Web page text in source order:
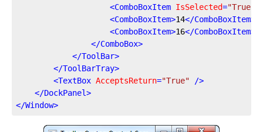
<ComboBoxItem IsSelected="True"
<ComboBoxItem>14</ComboBoxItem>
<ComboBoxItem>16</ComboBoxItem>
</ComboBox>
</ToolBar>
</ToolBarTray>
<TextBox AcceptsReturn="True" />
</DockPanel>
</Window>